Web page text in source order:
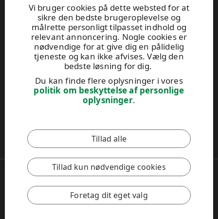
Vi bruger cookies på dette websted for at
sikre den bedste brugeroplevelse og
målrette personligt tilpasset indhold og
relevant annoncering. Nogle cookies er
nødvendige for at give dig en pålidelig
tjeneste og kan ikke afvises. Vælg den
bedste løsning for dig.
Du kan finde flere oplysninger i vores
politik om beskyttelse af personlige
oplysninger.
Tillad alle
Tillad kun nødvendige cookies
Foretag dit eget valg
Betonvej 10
DK-4000 Roskilde
Tel. +45 89 88 70 37
plywood.sales@upm.com
Find din forhandler
General Sales Conditions
UPM Code of Conduct
Dette websted er beskyttet af reCAPTCHA, ogGoogles
privatlivspolitik
servicevilkårgælder.
Copyright © 2026 UPM
UPM Global
Legal Notice
Privacy Policy